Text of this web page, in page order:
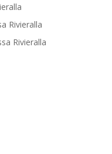
Rivieralla
Rivieralla